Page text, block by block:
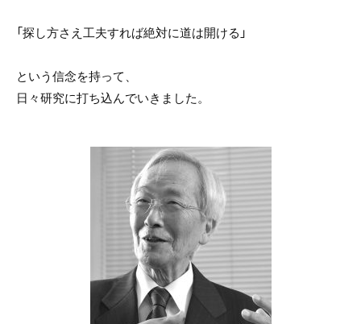
「探し方さえ工夫すれば絶対に道は開ける」
という信念を持って、
日々研究に打ち込んでいきました。